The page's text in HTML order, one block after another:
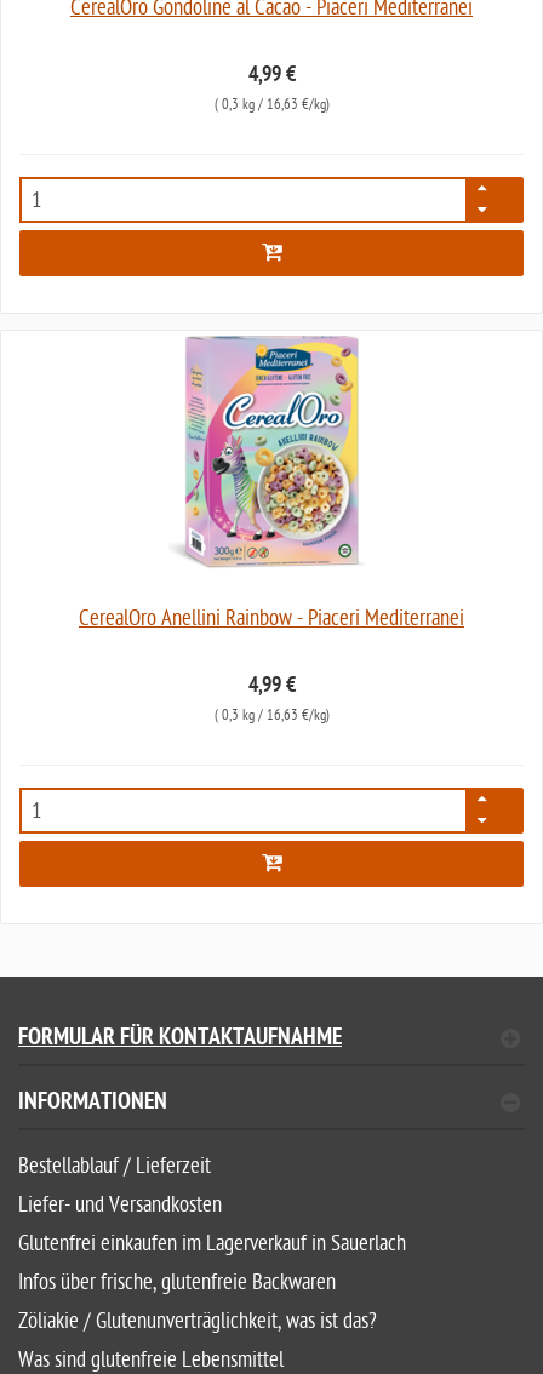
CerealOro Gondoline al Cacao - Piaceri Mediterranei
4,99 €
( 0,3 kg/ 16,63 €/kg)
7808
CerealOro Anellini Rainbow - Piaceri Mediterranei
4,99 €
( 0,3 kg/ 16,63 €/kg)
7812
FORMULAR FÜR KONTAKTAUFNAHME
INFORMATIONEN
Bestellablauf / Lieferzeit
Liefer- und Versandkosten
Glutenfrei einkaufen im Lagerverkauf in Sauerlach
Infos über frische, glutenfreie Backwaren
Zöliakie / Glutenunverträglichkeit, was ist das?
Was sind glutenfreie Lebensmittel